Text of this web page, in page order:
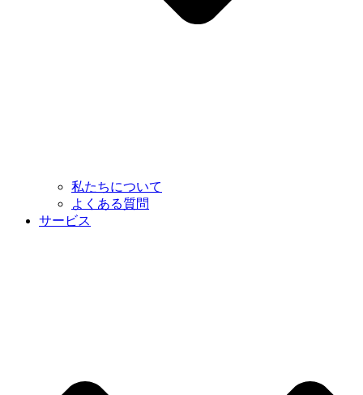
私たちについて
よくある質問
サービス